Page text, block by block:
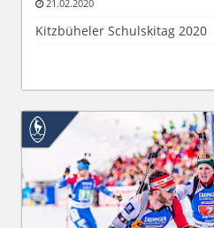
21.02.2020
Kitzbüheler Schulskitag 2020